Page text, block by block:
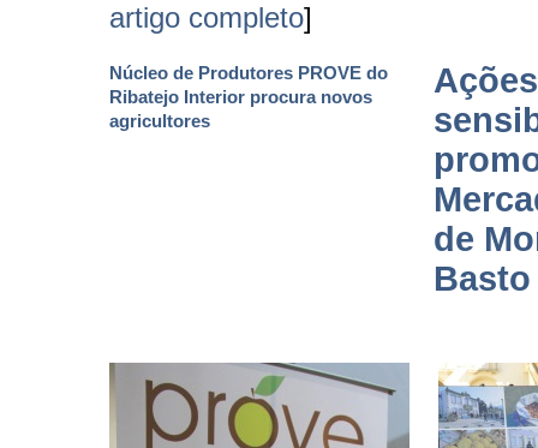
artigo completo]
Núcleo de Produtores PROVE do
Ribatejo Interior procura novos
agricultores
de
Basto